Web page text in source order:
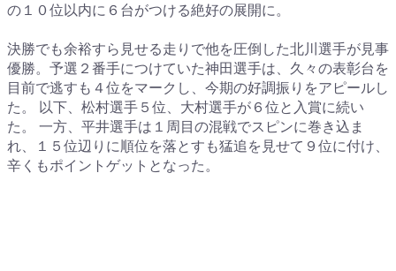
の１０位以内に６台がつける絶好の展開に。
決勝でも余裕すら見せる走りで他を圧倒した北川選手が見事
優勝。予選２番手につけていた神田選手は、久々の表彰台を
目前で逃すも４位をマークし、今期の好調振りをアピールし
た。 以下、松村選手５位、大村選手が６位と入賞に続い
た。 一方、平井選手は１周目の混戦でスピンに巻き込ま
れ、１５位辺りに順位を落とすも猛追を見せて９位に付け、
辛くもポイントゲットとなった。